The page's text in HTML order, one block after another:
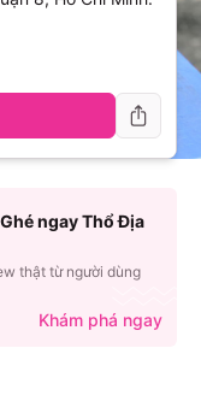
ngay Thổ Địa
thật từ người dùng
Khám phá ngay